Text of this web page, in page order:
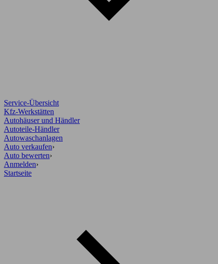
Service-Übersicht
Kfz-Werkstätten
Autohäuser und Händler
Autoteile-Händler
Autowaschanlagen
Auto verkaufen›
Auto bewerten›
Anmelden›
Startseite